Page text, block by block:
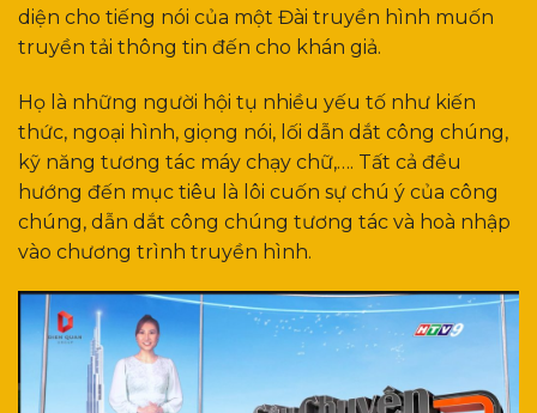
diện cho tiếng nói của một Đài truyền hình muốn
truyền tải thông tin đến cho khán giả.
Họ là những người hội tụ nhiều yếu tố như kiến
thức, ngoại hình, giọng nói, lối dẫn dắt công chúng,
kỹ năng tương tác máy chạy chữ,…. Tất cả đều
hướng đến mục tiêu là lôi cuốn sự chú ý của công
chúng, dẫn dắt công chúng tương tác và hoà nhập
vào chương trình truyền hình.